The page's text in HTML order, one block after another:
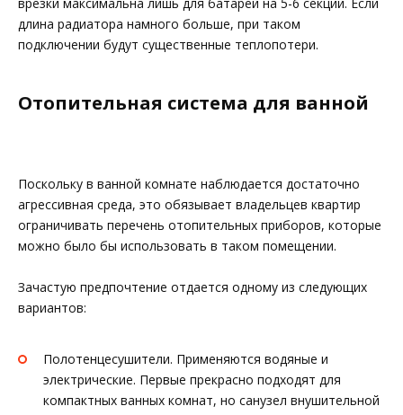
врезки максимальна лишь для батарей на 5-6 секций. Если
длина радиатора намного больше, при таком
подключении будут существенные теплопотери.
Отопительная система для ванной
Поскольку в ванной комнате наблюдается достаточно
агрессивная среда, это обязывает владельцев квартир
ограничивать перечень отопительных приборов, которые
можно было бы использовать в таком помещении.
Зачастую предпочтение отдается одному из следующих
вариантов:
Полотенцесушители. Применяются водяные и
электрические. Первые прекрасно подходят для
компактных ванных комнат, но санузел внушительной